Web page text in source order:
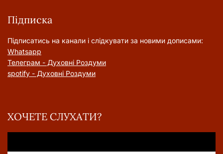
Підписка
Підписатись на канали і слідкувати за новими дописами:
Whatsapp
Телеграм - Духовні Роздуми
spotify - Духовні Роздуми
ХОЧЕТЕ СЛУХАТИ?